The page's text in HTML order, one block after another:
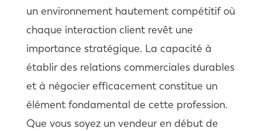
un environnement hautement compétitif où
chaque interaction client revêt une
importance stratégique. La capacité à
établir des relations commerciales durables
et à négocier efficacement constitue un
élément fondamental de cette profession.
Que vous soyez un vendeur en début de